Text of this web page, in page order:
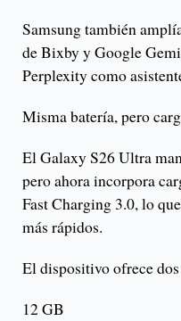
Samsung también
de Bixby y Google
Perplexity como
Misma batería, pero
El Galaxy S26 Ultra
pero ahora incorpora
Fast Charging 3.0, lo
más rápidos.
El dispositivo ofrece
12 GB